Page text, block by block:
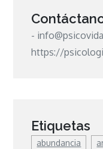
-
https://
Etiquetas
abundancia